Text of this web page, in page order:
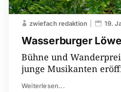
Wasserburger Löwe
zwiefach redaktion 19.
Bühne und
junge Musikanten
Weiterlesen...